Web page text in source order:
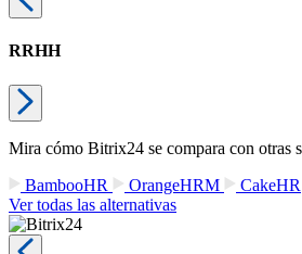
RRHH
Mira cómo Bitrix24 se compara con otras
BambooHR
OrangeHRM
CakeHR
Ver todas las alternativas